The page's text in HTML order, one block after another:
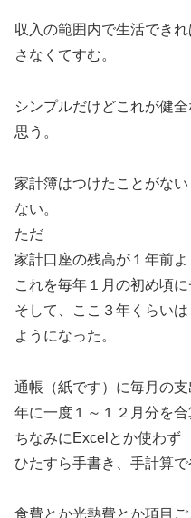
収入の範囲内で生活でき
さなくてすむ。
シンプルだけどこれが健
思う。
家計簿はつけたことがな
ない。
ただ
家計口座の残高が１年前
これを毎年１月の初め頃に
そして、ここ３年くらい
ようになった。
通帳（紙です）に毎月の
年に一度１～１２月分を合
ちなみにExcelとか使わず
ひたすら手書き、手計算
食費とか光熱費とか項目ご